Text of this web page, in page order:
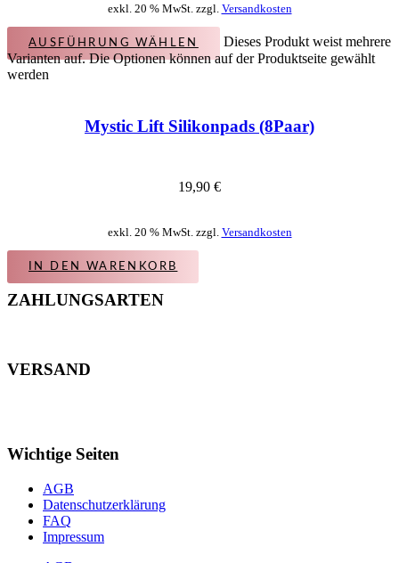
exkl. 20 % MwSt. zzgl. Versandkosten
AUSFÜHRUNG WÄHLEN
Dieses Produkt weist mehrere
Varianten auf. Die Optionen können auf der Produktseite gewählt
werden
Mystic Lift Silikonpads (8Paar)
19,90 €
exkl. 20 % MwSt. zzgl. Versandkosten
IN DEN WARENKORB
ZAHLUNGSARTEN
VERSAND
Wichtige Seiten
AGB
Datenschutzerklärung
FAQ
Impressum